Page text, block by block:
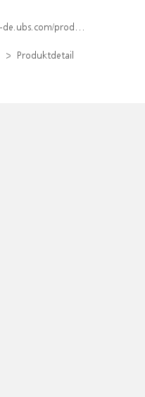
detail/index/isin/DE000WA5QBX6
Produktdetail